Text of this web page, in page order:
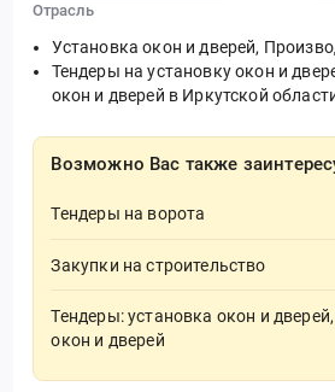
Отрасль
Установка окон и дверей,
Тендеры на установку окон и
окон и дверей в Иркутской
Возможно Вас также
Тендеры на ворота
Закупки на строительство
Тендеры: установка окон и
окон и дверей